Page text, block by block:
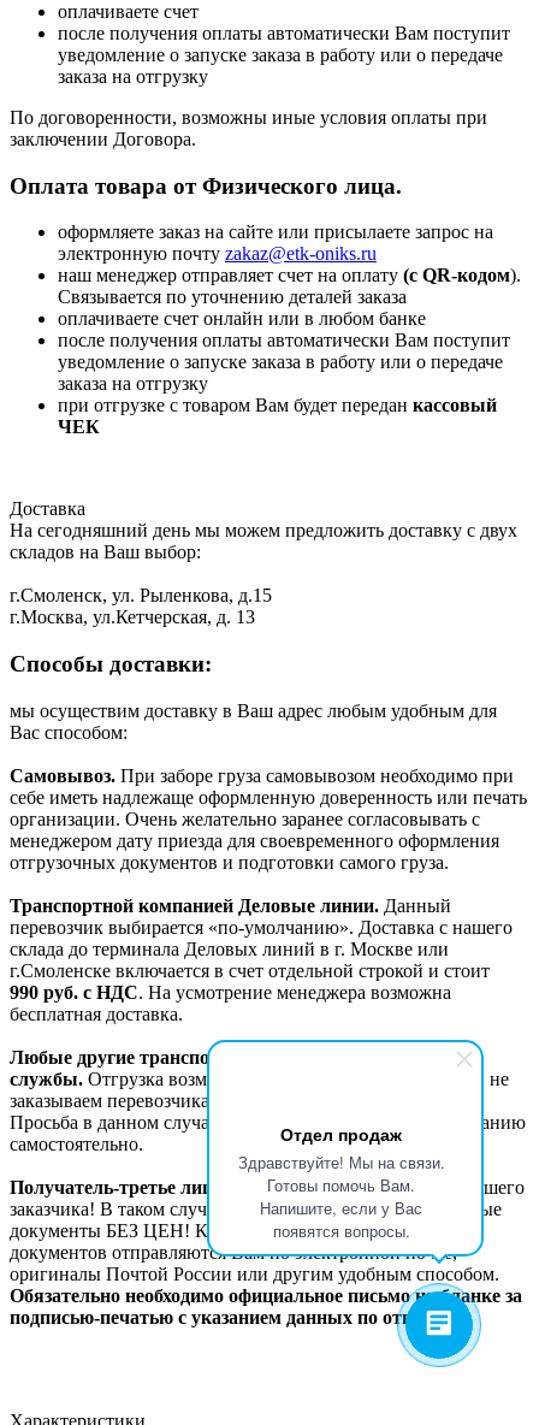
Отдел продаж
Здравствуйте! Мы на связи.
Готовы помочь Вам.
Напишите, если у Вас
появятся вопросы.
оплачиваете счет
после получения оплаты автоматически Вам поступит
уведомление о запуске заказа в работу или о передаче
заказа на отгрузку
По договоренности, возможны иные условия оплаты при
заключении Договора.
Оплата товара от Физического лица.
оформляете заказ на сайте или присылаете запрос на
электронную почту zakaz@etk-oniks.ru
наш менеджер отправляет счет на оплату (с QR-кодом).
Связывается по уточнению деталей заказа
оплачиваете счет онлайн или в любом банке
после получения оплаты автоматически Вам поступит
уведомление о запуске заказа в работу или о передаче
заказа на отгрузку
при отгрузке с товаром Вам будет передан кассовый
ЧЕК
Доставка
На сегодняшний день мы можем предложить доставку с двух
складов на Ваш выбор:
г.Смоленск, ул. Рыленкова, д.15
г.Москва, ул.Кетчерская, д. 13
Способы доставки:
мы осуществим доставку в Ваш адрес любым удобным для
Вас способом:
Самовывоз. При заборе груза самовывозом необходимо при
себе иметь надлежаще оформленную доверенность или печать
организации. Очень желательно заранее согласовывать с
менеджером дату приезда для своевременного оформления
отгрузочных документов и подготовки самого груза.
Транспортной компанией Деловые линии. Данный
перевозчик выбирается «по-умолчанию». Доставка с нашего
склада до терминала Деловых линий в г. Москве или
г.Смоленске включается в счет отдельной строкой и стоит
990 руб. с НДС. На усмотрение менеджера возможна
бесплатная доставка.
Любые другие транспортные компании и курьерские
службы. Отгрузка возможна, работаем со всеми, но сами не
заказываем перевозчика к себе на склад для забора груза.
Просьба в данном случае заказывать транспортную кампанию
самостоятельно.
Получатель-третье лицо!
Возможна отгрузка в адрес Вашего
заказчика! В таком случае с грузом идут сопроводительные
документы БЕЗ ЦЕН! Копии товаросопроводительных
документов отправляются Вам по электронной почте,
оригиналы Почтой России или другим удобным способом.
Обязательно необходимо официальное письмо на бланке за
подписью-печатью с указанием данных по отгрузке.
Характеристики